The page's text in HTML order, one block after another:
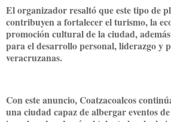
El organizador resaltó que este tipo de
contribuyen a fortalecer el turismo, la
promoción cultural de la ciudad,
para el desarrollo personal, liderazgo y
veracruzanas.
Con este anuncio, Coatzacoalcos
una ciudad capaz de albergar eventos